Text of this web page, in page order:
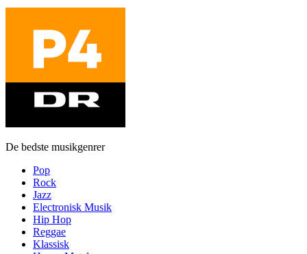
De bedste musikgenrer
Pop
Rock
Jazz
Electronisk Musik
Hip Hop
Reggae
Klassisk